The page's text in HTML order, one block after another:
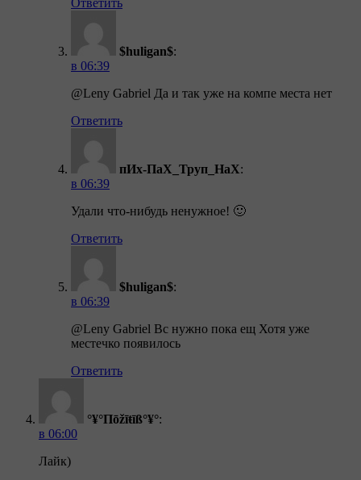
Ответить
$huligan$:
в 06:39
@Leny Gabriel Да и так уже на компе места нет
Ответить
пИх-ПаХ_Труп_НаХ:
в 06:39
Удали что-нибудь ненужное! 🙂
Ответить
$huligan$:
в 06:39
@Leny Gabriel Вс нужно пока ещ Хотя уже
местечко появилось
Ответить
°¥°Пōžīŧīß°¥°:
в 06:00
Лайк)